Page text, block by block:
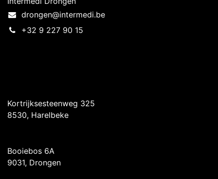
drongen@intermedi.be
+32 9 227 90 15
Kortrijksesteenweg 325
8530, Harelbeke
Booiebos 6A
9031, Drongen